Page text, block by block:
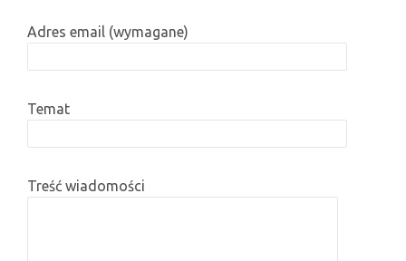
Adres email (wymagane)
Temat
Treść wiadomości